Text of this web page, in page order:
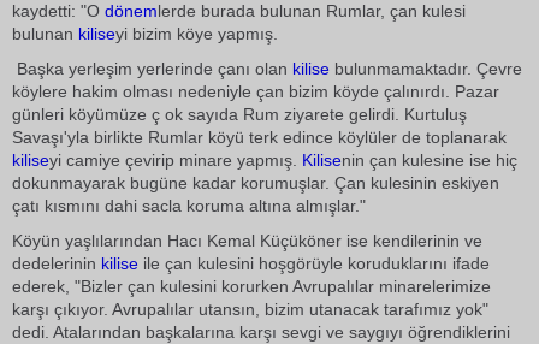
kaydetti: "O dönemlerde burada bulunan Rumlar, çan kulesi
bulunan kiliseyi bizim köye yapmış.
Başka yerleşim yerlerinde çanı olan kilise bulunmamaktadır. Çevre
köylere hakim olması nedeniyle çan bizim köyde çalınırdı. Pazar
günleri köyümüze ç ok sayıda Rum ziyarete gelirdi. Kurtuluş
Savaşı'yla birlikte Rumlar köyü terk edince köylüler de toplanarak
kiliseyi camiye çevirip minare yapmış. Kilisenin çan kulesine ise hiç
dokunmayarak bugüne kadar korumuşlar. Çan kulesinin eskiyen
çatı kısmını dahi sacla koruma altına almışlar."
Köyün yaşlılarından Hacı Kemal Küçüköner ise kendilerinin ve
dedelerinin kilise ile çan kulesini hoşgörüyle koruduklarını ifade
ederek, "Bizler çan kulesini korurken Avrupalılar minarelerimize
karşı çıkıyor. Avrupalılar utansın, bizim utanacak tarafımız yok"
dedi. Atalarından başkalarına karşı sevgi ve saygıyı öğrendiklerini